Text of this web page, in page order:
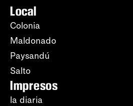
Local
Colonia
Maldonado
Paysandú
Salto
Impresos
la diaria